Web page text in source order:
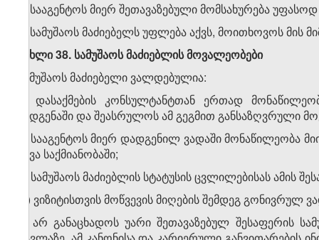
ე) სააგენტოს მიერ შეთავაზებული მომსახურება
2. სამუშაოს მაძიებელს უფლება აქვს, მოითხოვოს მის
მუხლი 38. სამუშაოს მაძიებლის მოვალეობები
სამუშაოს მაძიებელი ვალდებულია:
ა) დასაქმების კონსულტანტთან ერთად
შედგენაში და შეასრულოს ამ გეგმით განსაზღვრული
ბ) სააგენტოს მიერ დადგენილ ვადაში მონაწილეობა
სხვა საქმიანობაში;
გ) სამუშაოს მაძიებლის სტატუსის ცვლილებისას ამის
დ) ვიზიტისთვის მოწვევის მიღების შემდეგ გონივრულ
ე) არ განაცხადოს უარი შეთავაზებულ შესაფერის